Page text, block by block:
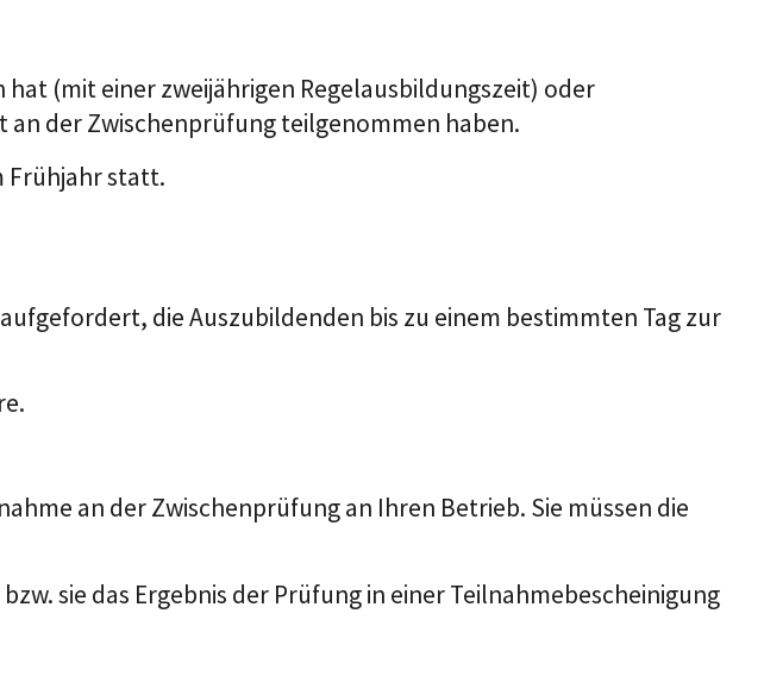
(mit einer zweijährigen Regelausbildungszeit) oder
an der Zwischenprüfung teilgenommen haben.
Frühjahr statt.
die Auszubildenden bis zu einem bestimmten Tag zur
an der Zwischenprüfung an Ihren Betrieb. Sie müssen die
sie das Ergebnis der Prüfung in einer Teilnahmebescheinigung